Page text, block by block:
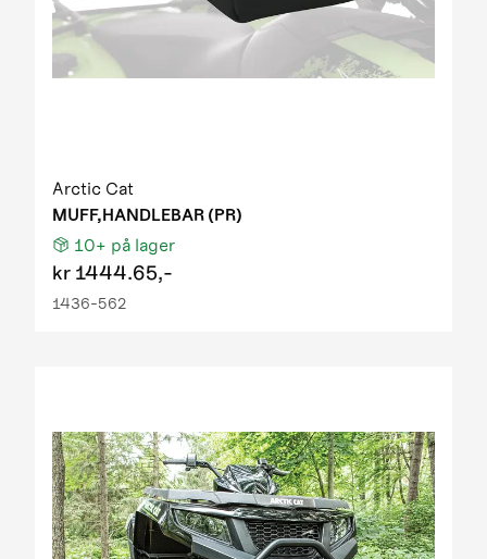
Arctic Cat
MUFF,HANDLEBAR (PR)
10+ på lager
kr 1444.65,-
1436-562